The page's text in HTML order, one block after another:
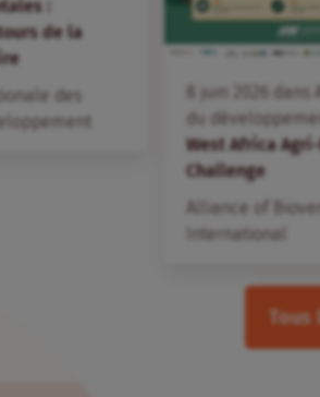
:
de la
des
juin dans
du
West Africa
Challenge
Alliance of
International